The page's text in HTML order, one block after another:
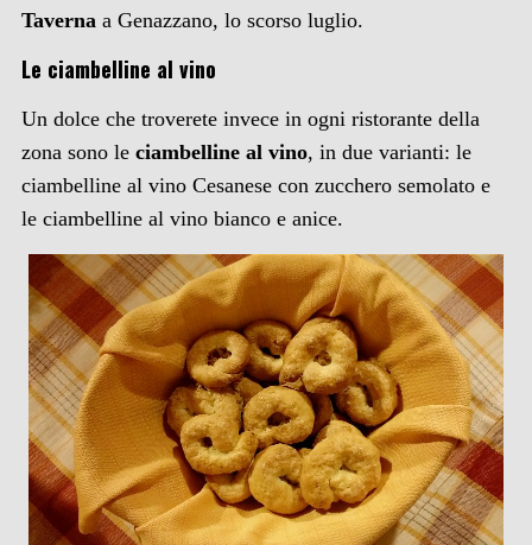
Tavernaa Genazzano, lo scorso luglio.
Le ciambelline al vino
Un dolce che troverete invece in ogni ristorante della
zona sono le ciambelline al vino, in due varianti: le
ciambelline al vino Cesanese con zucchero semolato e
le ciambelline al vino bianco e anice.